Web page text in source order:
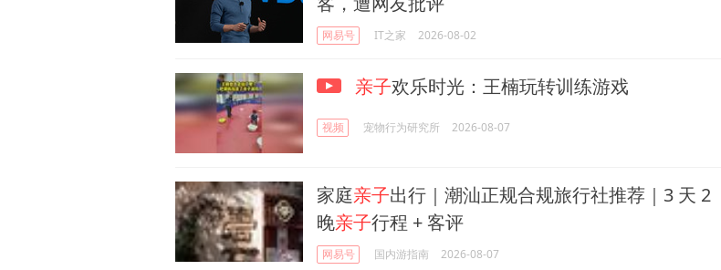
网易号 IT之家 2026-08-02
亲子欢乐时光：王楠玩转训练游戏
视频 宠物行为研究所 2026-08-07
家庭亲子出行｜潮汕正规合规旅行社推荐｜3 天 2
晚亲子行程 + 客评
网易号 国内游指南 2026-08-07